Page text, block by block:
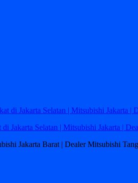
Jakarta Selatan | Mitsubishi Jakarta |
Jakarta Barat | Dealer Mitsubishi